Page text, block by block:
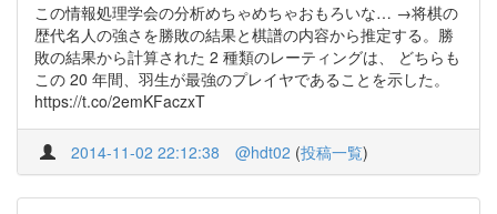
この情報処理学会の分析めちゃめちゃおもろいな… →将棋の
歴代名人の強さを勝敗の結果と棋譜の内容から推定する。勝
敗の結果から計算された 2 種類のレーティングは、 どちらも
この 20 年間、羽生が最強のプレイヤであることを示した。
https://t.co/2emKFaczxT
2014-11-02 22:12:38 @hdt02 (投稿一覧)